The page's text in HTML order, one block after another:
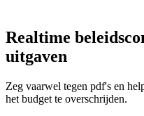
Realtime
uitgaven
Zeg vaarwel tegen pdf's en
het budget te overschrijden.